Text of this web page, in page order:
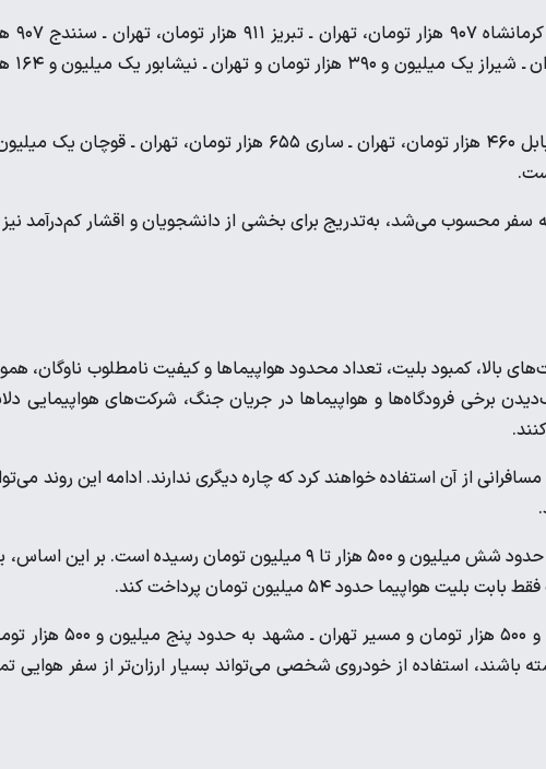
بلیت تهران ـ مشهد یک
تومان، تهران ـ بندرعباس
همچنین قیمت بلیت تهران ـ آمل ۴۴۰ هزار تومان، تهران ـ بابل ۴۶۰ هزار تومان، تهران ـ ساری ۶۵۵ هزار تومان، تهران ـ قوچان
سفر محسوب می‌شد، به‌تدریج برای بخشی از دانشجویان و اقشار کم‌درآمد نیز
بالا، کمبود بلیت، تعداد محدود هواپیماها و کیفیت نامطلوب ناوگان،
برخی فرودگاه‌ها و هواپیماها در جریان جنگ، شرکت‌های هواپیمایی
از آن استفاده خواهند کرد که چاره دیگری ندارند. ادامه این روند
برای نمونه، قیمت بلیت هواپیما در مسیر اصفهان ـ مشهد به حدود شش میلیون و ۵۰۰ هزار تا ۹ میلیون تومان رسیده است. بر این
حدود ۵۴ میلیون تومان پرداخت کند.
قیمت بلیت مسیر تهران ـ شیراز نیز به حدود هشت میلیون و ۵۰۰ هزار تومان و مسیر تهران ـ مشهد
استفاده از خودروی شخصی می‌تواند بسیار ارزان‌تر از سفر هوایی